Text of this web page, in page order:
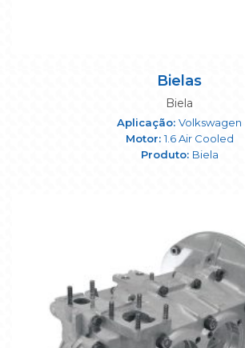
Bielas
Biela
Volkswagen
1.6 Air Cooled
Biela